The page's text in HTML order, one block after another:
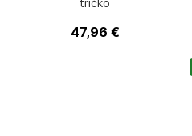
tričko
Tommy Jeans
47,96 €